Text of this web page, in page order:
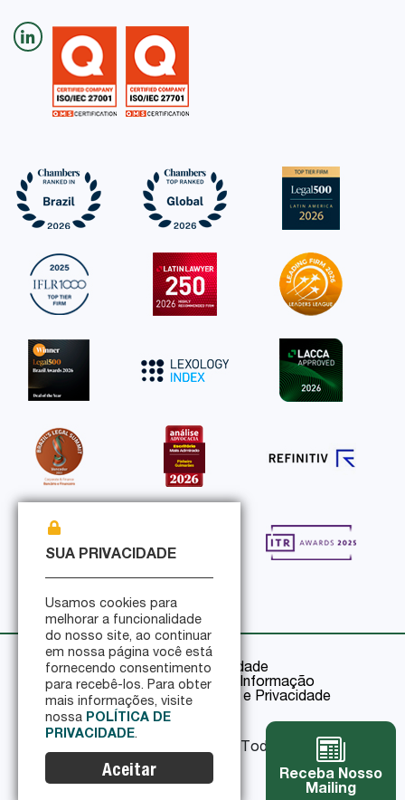
Política de Privacidade
Política de Segurança da Informação
Certificações de Segurança e Privacidade
© 2026 Pinheiro Guimarães - Todos os direitos
Receba Nosso
Mailing
SUA PRIVACIDADE
Usamos cookies para
melhorar a funcionalidade
do nosso site, ao continuar
em nossa página você está
fornecendo consentimento
para recebê-los. Para obter
mais informações, visite
nossa POLÍTICA DE
PRIVACIDADE.
Aceitar